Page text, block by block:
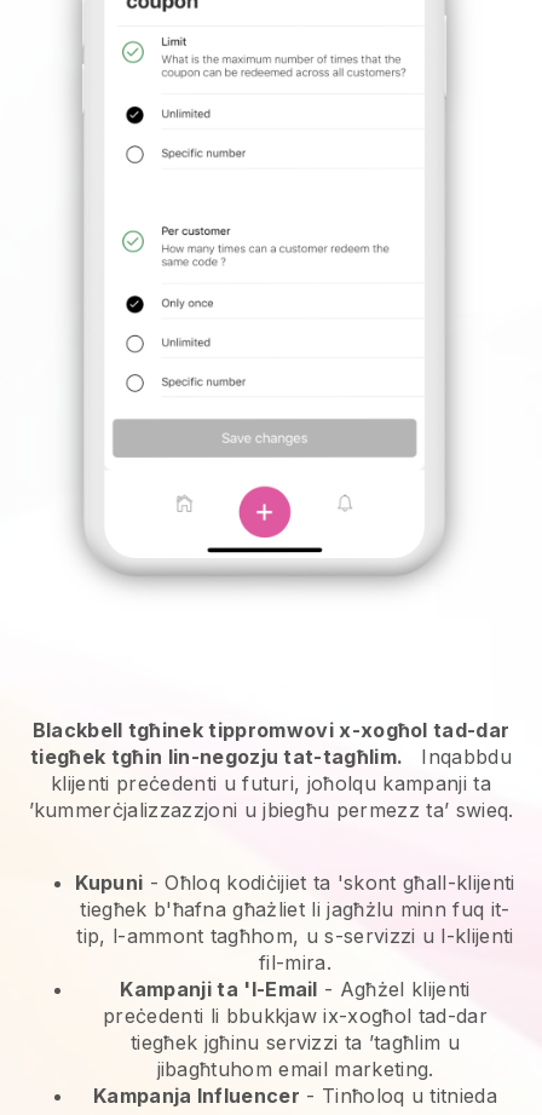
Blackbell tgħinek tippromwovi x-xogħol tad-dar
tiegħek tgħin lin-negozju tat-tagħlim.
Inqabbdu
klijenti preċedenti u futuri, joħolqu kampanji ta
’kummerċjalizzazzjoni u jbiegħu permezz ta’ swieq.
Kupuni - Oħloq kodiċijiet ta 'skont għall-klijenti
tiegħek b'ħafna għażliet li jagħżlu minn fuq it-
tip, l-ammont tagħhom, u s-servizzi u l-klijenti
fil-mira.
Kampanji ta 'l-Email - Agħżel klijenti
preċedenti li bbukkjaw ix-xogħol tad-dar
tiegħek jgħinu servizzi ta ’tagħlim u
jibagħtuhom email marketing.
Kampanja Influencer - Tinħoloq u titnieda